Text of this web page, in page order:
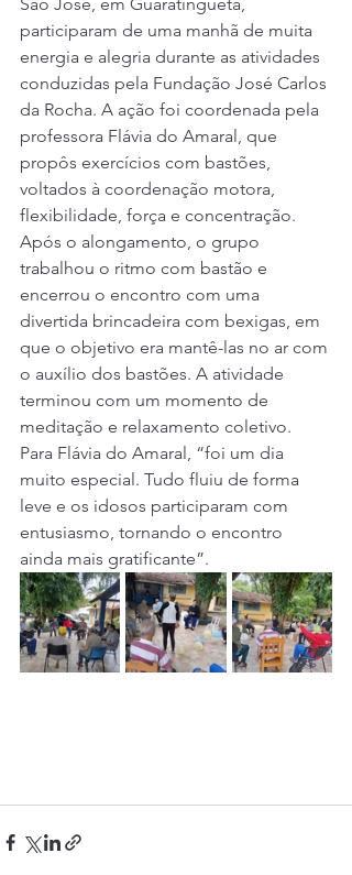
participaram de uma manhã de muita
energia e alegria durante as atividades
conduzidas pela Fundação José Carlos
da Rocha. A ação foi coordenada pela
professora Flávia do Amaral, que
propôs exercícios com bastões,
voltados à coordenação motora,
flexibilidade, força e concentração.
Após o alongamento, o grupo
trabalhou o ritmo com bastão e
encerrou o encontro com uma
divertida brincadeira com bexigas, em
que o objetivo era mantê-las no ar com
o auxílio dos bastões. A atividade
terminou com um momento de
meditação e relaxamento coletivo.
Para Flávia do Amaral, “foi um dia
muito especial. Tudo fluiu de forma
leve e os idosos participaram com
entusiasmo, tornando o encontro
ainda mais gratificante”.